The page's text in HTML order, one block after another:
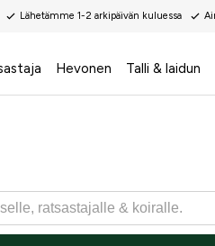
Lähetämme 1-2 arkipäivän kuluessa
Hevonen Talli & laidun